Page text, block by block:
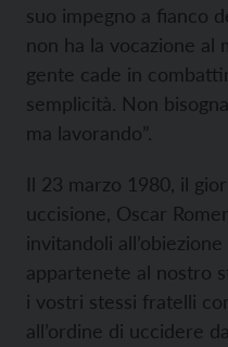
suo impegno a fianco
non ha la vocazione al
gente cade in
semplicità. Non
ma lavorando”.
Il 23 marzo 1980, il
uccisione, Oscar
invitandoli
appartenete al nostro
i vostri stessi fratelli
all’ordine di uccidere